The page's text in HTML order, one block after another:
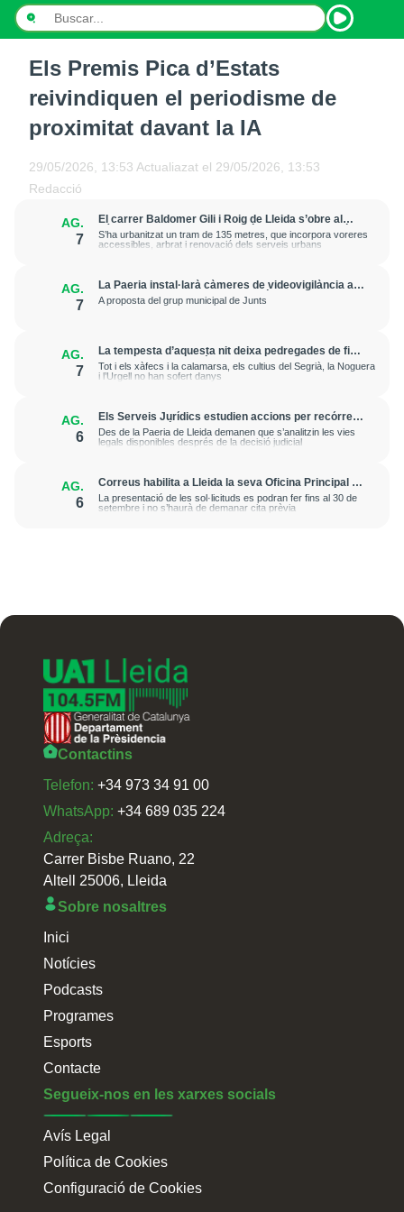
ESPORTS
Els Premis Pica d’Estats
reivindiquen el periodisme de
proximitat davant la IA
29/05/2026, 13:53 Actualiazat el 29/05/2026, 13:53
Redacció
AG.
7
El carrer Baldomer Gili i Roig de Lleida s’obre al
trànsit per millorar la connexió entre Ciutat Jardí i
l’entorn de Rovira Roure
S’ha urbanitzat un tram de 135 metres, que incorpora voreres
accessibles, arbrat i renovació dels serveis urbans
AG.
7
La Paeria instal·larà càmeres de videovigilància a
la plaça Edil Saturnino, a l'estació
A proposta del grup municipal de Junts
AG.
7
La tempesta d’aquesta nit deixa pedregades de fins
a 7 cm a Raimat, però la verema no pateix
afectacions significatives
Tot i els xàfecs i la calamarsa, els cultius del Segrià, la Noguera
i l’Urgell no han sofert danys
AG.
6
Els Serveis Jurídics estudien accions per recórrer
l’excarceració de l’investigat per l’onada de
robatoris i incendis a l’Horta
Des de la Paeria de Lleida demanen que s’analitzin les vies
legals disponibles després de la decisió judicial
AG.
6
Correus habilita a Lleida la seva Oficina Principal i
la sucursal de Lleida Ronda per a atendre les
esmenes de regularització de migrants
La presentació de les sol·licituds es podran fer fins al 30 de
setembre i no s’haurà de demanar cita prèvia
Contactins
Telefon: +34 973 34 91 00
WhatsApp: +34 689 035 224
Adreça:
Carrer Bisbe Ruano, 22
Altell 25006, Lleida
Sobre nosaltres
Inici
Notícies
Podcasts
Programes
Esports
Contacte
Segueix-nos en les xarxes socials
Avís Legal
Política de Cookies
Configuració de Cookies